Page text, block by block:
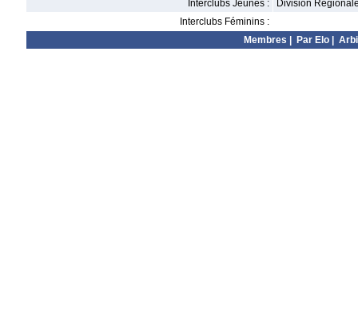
Interclubs Jeunes :
Division
Interclubs Féminins :
Membres
Par Elo